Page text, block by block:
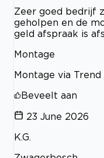
Zeer goed bedrijf
geholpen en de
geld afspraak is
Montage
Montage via
Beveelt aan
23 June 2026
K.G.